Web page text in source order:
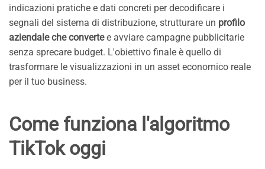
indicazioni pratiche e dati concreti per decodificare i
segnali del sistema di distribuzione, strutturare un profilo
aziendale che convertee avviare campagne pubblicitarie
senza sprecare budget. L'obiettivo finale è quello di
trasformare le visualizzazioni in un asset economico reale
per il tuo business.
Come funziona l'algoritmo
TikTok oggi